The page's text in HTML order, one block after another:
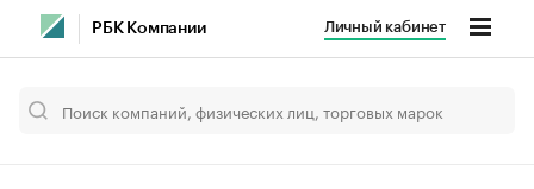
РБК Компании Личный кабинет